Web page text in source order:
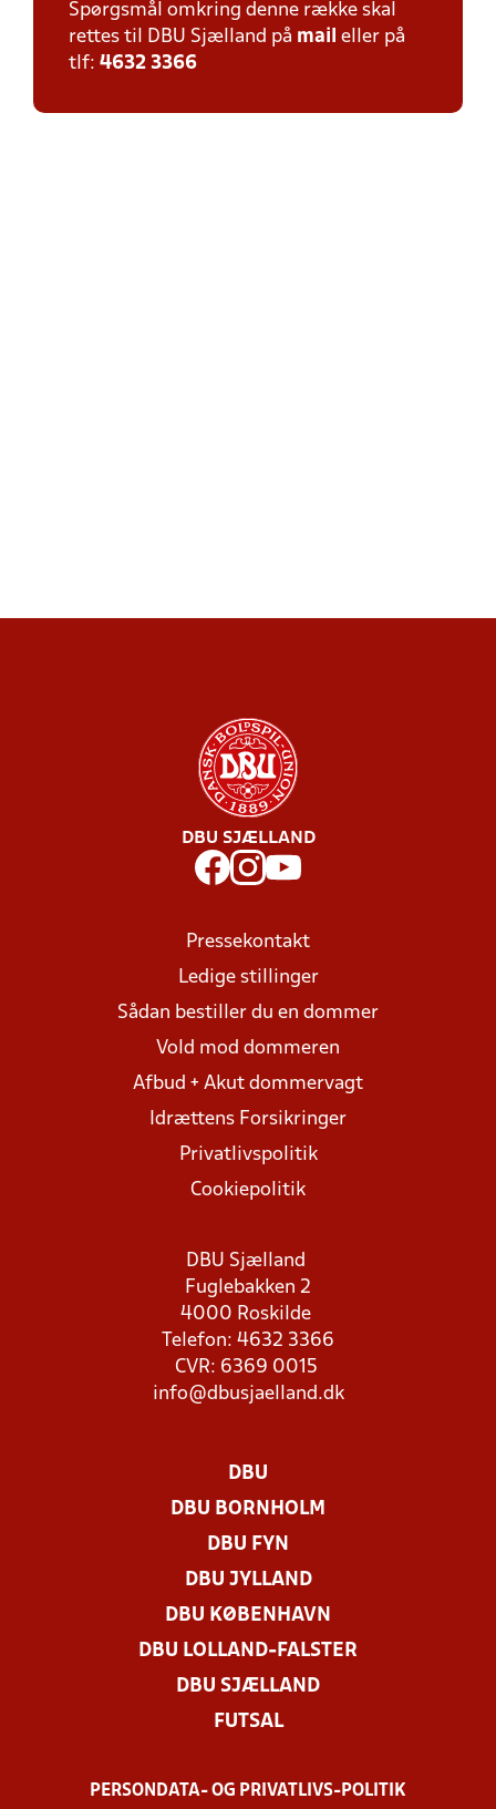
Spørgsmål omkring denne række skal
rettes til DBU Sjælland på mail eller på
tlf: 4632 3366
DBU SJÆLLAND
Pressekontakt
Ledige stillinger
Sådan bestiller du en dommer
Vold mod dommeren
Afbud + Akut dommervagt
Idrættens Forsikringer
Privatlivspolitik
Cookiepolitik
DBU Sjælland
Fuglebakken 2
4000 Roskilde
Telefon: 4632 3366
CVR: 6369 0015
info@dbusjaelland.dk
DBU
DBU BORNHOLM
DBU FYN
DBU JYLLAND
DBU KØBENHAVN
DBU LOLLAND-FALSTER
DBU SJÆLLAND
FUTSAL
PERSONDATA- OG PRIVATLIVS-POLITIK